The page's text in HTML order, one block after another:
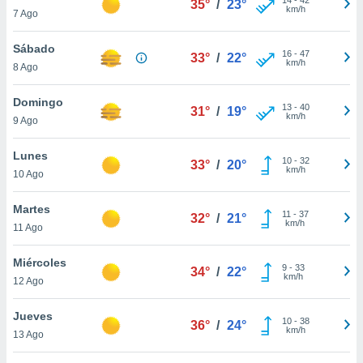
más
nuestra
y
de
disponible
cookies
aceptar
7 Ago
35° / 23°
km/h
Sábado
8 Ago
33° / 22° 16- 47
km/h
Domingo
9 Ago
31° / 19° 13- 40
km/h
Lunes
10 Ago
33° / 20° 10- 32
km/h
Martes
11 Ago
32° / 21° 11 - 37
km/h
Miércoles
12 Ago
34° / 22° 9- 33
km/h
Jueves
13 Ago
36° / 24° 10- 38
km/h